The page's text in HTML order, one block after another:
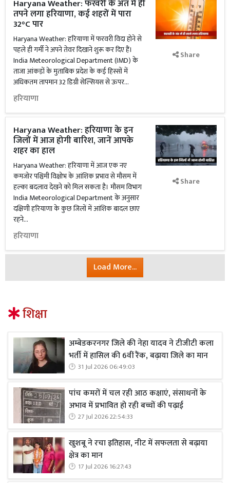
Haryana Weather: फरवरी के अंत में ही
तपने लगा हरियाणा, कई शहरों में पारा
32°C पार
Haryana Weather: हरियाणा में फरवरी विदा होने से
पहले ही गर्मी ने अपने तेवर दिखाने शुरू कर दिए हैं।
India Meteorological Department (IMD) के
ताजा आंकड़ों के मुताबिक प्रदेश के कई हिस्सों में
अधिकतम तापमान 32 डिग्री सेल्सियस से ऊपर...
हरियाणा
Share
Haryana Weather: हरियाणा के इन
जिलों में आज होगी बारिश, जानें आपके
शहर का हाल
Haryana Weather: हरियाणा में आज एक नए
कमजोर पश्चिमी विक्षोभ के आंशिक प्रभाव से मौसम में
हल्का बदलाव देखने को मिल सकता है। मौसम विभाग
India Meteorological Department के अनुसार
दक्षिणी हरियाणा के कुछ जिलों में आंशिक बादल छाए
रहने...
हरियाणा
Share
Load More...
शिक्षा
अम्बेडकरनगर जिले की नेहा यादव ने टीजीटी कला
भर्ती में हासिल की 6वीं रैंक, बढ़ाया जिले का मान
31 Jul 2026 06:49:03
पांच कमरों में चल रही आठ कक्षाएं, संसाधनों के
अभाव में प्रभावित हो रही बच्चों की पढ़ाई
27 Jul 2026 22:54:33
खुशबू ने रचा इतिहास, नीट में सफलता से बढ़ाया
क्षेत्र का मान
17 Jul 2026 16:27:43